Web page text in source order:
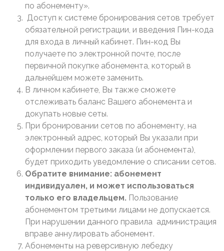
по абонементу».
Доступ к системе бронирования сетов требует
обязательной регистрации, и введения Пин-кода
для входа в личный кабинет. Пин-код Вы
получаете по электронной почте, после
первичной покупке абонемента, который в
дальнейшем можете заменить.
В личном кабинете, Вы также сможете
отслеживать баланс Вашего абонемента и
докупать новые сеты.
При бронировании сетов по абонементу, на
электронный адрес, который Вы указали при
оформлении первого заказа (и абонемента),
будет приходить уведомление о списании сетов.
Обратите внимание: абонемент
индивидуален, и может использоваться
только его владельцем. Пользование
абонементом третьими лицами не допускается.
При нарушении данного правила администрация
вправе аннулировать абонемент.
Абонементы на реверсивную лебедку